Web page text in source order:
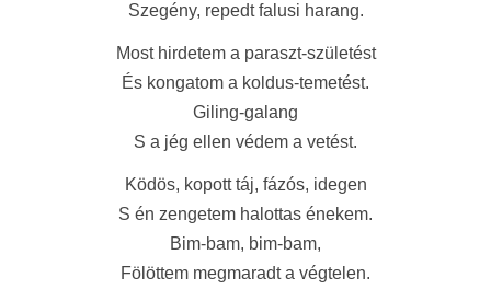
Szegény, repedt falusi harang.
Most hirdetem a paraszt-születést
És kongatom a koldus-temetést.
Giling-galang
S a jég ellen védem a vetést.
Ködös, kopott táj, fázós, idegen
S én zengetem halottas énekem.
Bim-bam, bim-bam,
Fölöttem megmaradt a végtelen.